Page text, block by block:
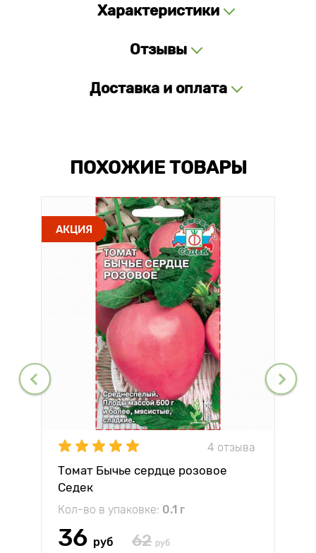
Характеристики
Отзывы
Доставка и оплата
ПОХОЖИЕ ТОВАРЫ
АКЦИЯ
4 отзыва
Томат Бычье сердце розовое
Седек
Кол-во в упаковке: 0.1 г
36 руб 62 руб